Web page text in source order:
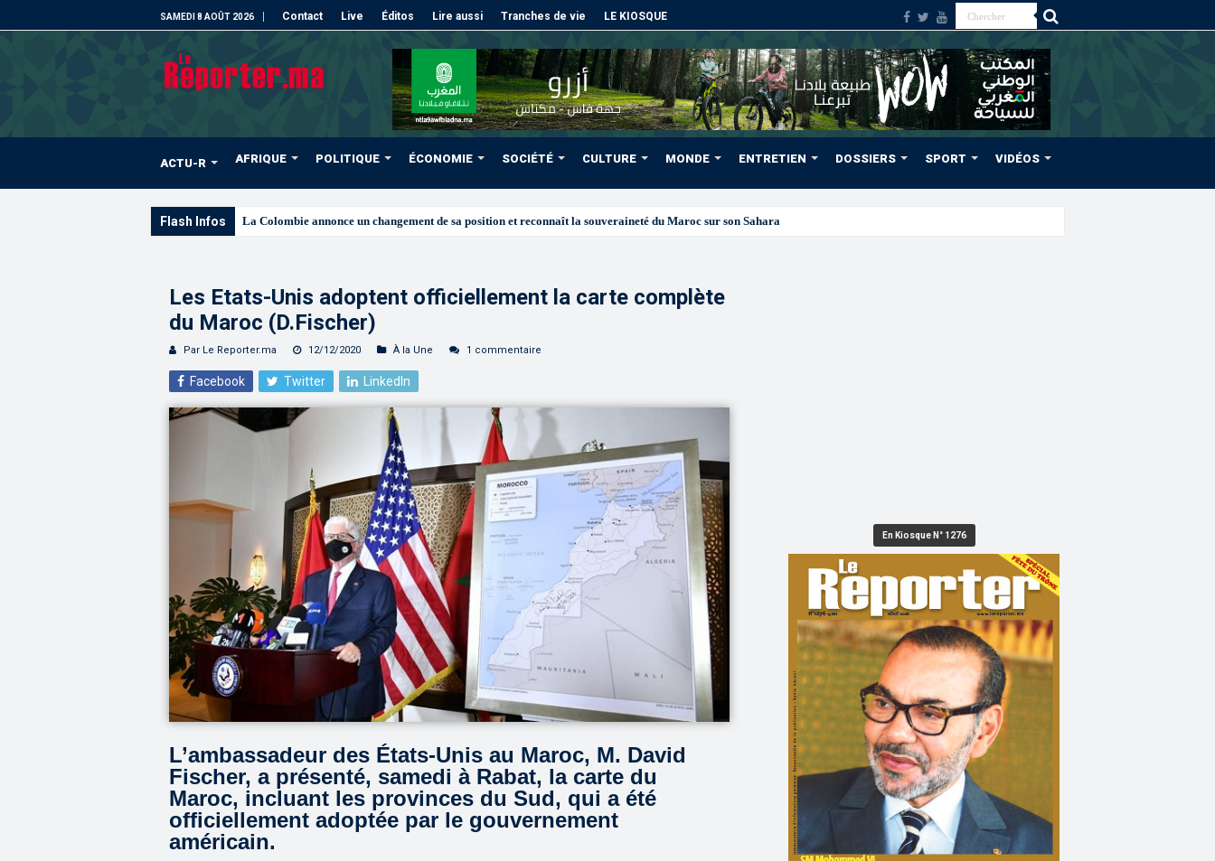
SAMEDI 8 AOÛT 2026 Contact Live Éditos Lire aussi Tranches de vie LE KIOSQUE
ACTU-R AFRIQUE POLITIQUE ÉCONOMIE SOCIÉTÉ CULTURE MONDE ENTRETIEN DOSSIERS SPORT VIDÉOS
Flash Infos Signature à Santiago d’un protocole de
Les Etats-Unis adoptent officiellement la carte complète
du Maroc (D.Fischer)
Par Le Reporter.ma 12/12/2020 À la Une 1 commentaire
Facebook Twitter LinkedIn
L’ambassadeur des États-Unis au Maroc, M. David
Fischer, a présenté, samedi à Rabat, la carte du
Maroc, incluant les provinces du Sud, qui a été
officiellement adoptée par le gouvernement
américain.
En Kiosque N° 1276